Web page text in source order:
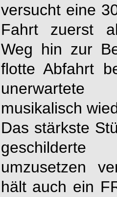
versucht eine
Fahrt zuerst
Weg hin zur
flotte Abfahrt
musikalisch
Das stärkste
geschilderte
umzusetzen
hält auch ein